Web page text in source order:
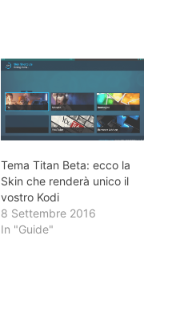
Tema Titan Beta: ecco la
Skin che renderà unico il
vostro Kodi
8 Settembre 2016
In "Guide"